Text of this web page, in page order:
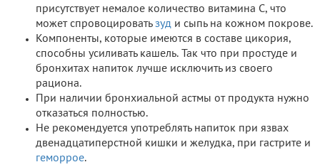
присутствует немалое количество витамина С, что
может спровоцировать зуд и сыпь на кожном покрове.
Компоненты, которые имеются в составе цикория,
способны усиливать кашель. Так что при простуде и
бронхитах напиток лучше исключить из своего
рациона.
При наличии бронхиальной астмы от продукта нужно
отказаться полностью.
Не рекомендуется употреблять напиток при язвах
двенадцатиперстной кишки и желудка, при гастрите и
геморрое.